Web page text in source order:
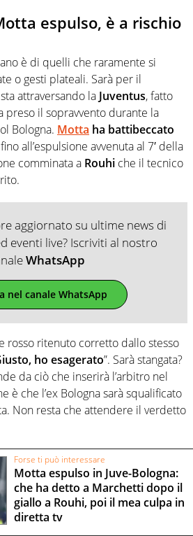
espulso, è a rischio
è di quelli che raramente si
o gesti plateali. Sarà per il
attraversando la Juventus, fatto
preso il sopravvento durante la
Bologna. Motta ha battibeccato
fino all’espulsione avvenuta al 7′ della
comminata a Rouhi che il tecnico
aggiornato su ultime news di
eventi live? Iscriviti al nostro
WhatsApp
nel canale WhatsApp
rosso ritenuto corretto dallo stesso
ho esagerato”. Sarà stangata?
da ciò che inserirà l’arbitro nel
è che l’ex Bologna sarà squalificato
Non resta che attendere il verdetto
Forse ti può interessare
Motta espulso in Juve-Bologna:
che ha detto a Marchetti dopo il
giallo a Rouhi, poi il mea culpa in
diretta tv